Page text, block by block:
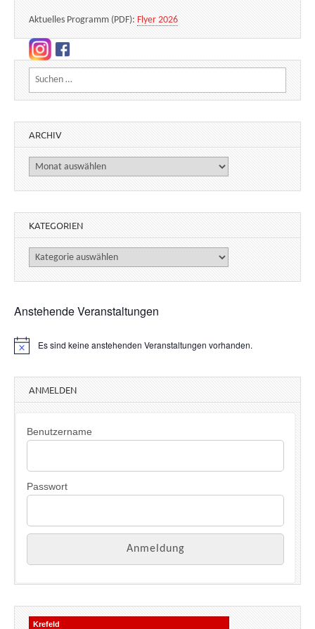
Aktuelles Programm (PDF): Flyer 2026
Suchen nach:
ARCHIV
Archiv
KATEGORIEN
Kategorien
Anstehende Veranstaltungen
H
i
Es sind keine anstehenden Veranstaltungen vorhanden.
ANMELDEN
Benutzername
Passwort